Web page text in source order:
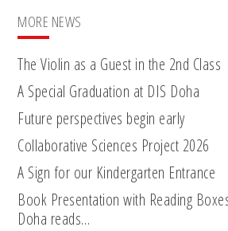
MORE NEWS
The Violin as a Guest in the 2nd Class
A Special Graduation at DIS Doha
Future perspectives begin early
Collaborative Sciences Project 2026
A Sign for our Kindergarten Entrance
Book Presentation with Reading
Doha reads…